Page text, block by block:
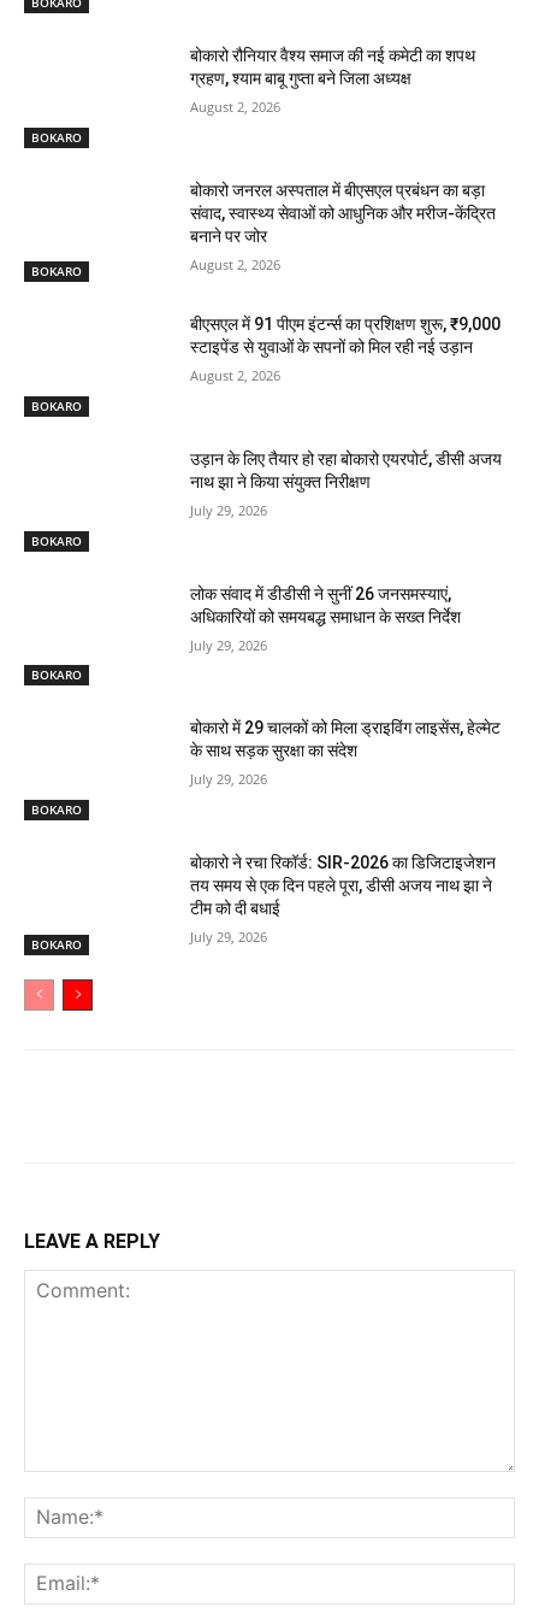
BOKARO
बोकारो रौनियार वैश्य समाज की नई कमेटी का शपथ
ग्रहण, श्याम बाबू गुप्ता बने जिला अध्यक्ष
August 2, 2026
BOKARO
बोकारो जनरल अस्पताल में बीएसएल प्रबंधन का बड़ा
संवाद, स्वास्थ्य सेवाओं को आधुनिक और मरीज-केंद्रित
बनाने पर जोर
August 2, 2026
BOKARO
बीएसएल में 91 पीएम इंटर्न्स का प्रशिक्षण शुरू, ₹9,000
स्टाइपेंड से युवाओं के सपनों को मिल रही नई उड़ान
August 2, 2026
BOKARO
उड़ान के लिए तैयार हो रहा बोकारो एयरपोर्ट, डीसी अजय
नाथ झा ने किया संयुक्त निरीक्षण
July 29, 2026
BOKARO
लोक संवाद में डीडीसी ने सुनीं 26 जनसमस्याएं,
अधिकारियों को समयबद्ध समाधान के सख्त निर्देश
July 29, 2026
BOKARO
बोकारो में 29 चालकों को मिला ड्राइविंग लाइसेंस, हेल्मेट
के साथ सड़क सुरक्षा का संदेश
July 29, 2026
BOKARO
बोकारो ने रचा रिकॉर्ड: SIR-2026 का डिजिटाइजेशन
तय समय से एक दिन पहले पूरा, डीसी अजय नाथ झा ने
टीम को दी बधाई
July 29, 2026
LEAVE A REPLY